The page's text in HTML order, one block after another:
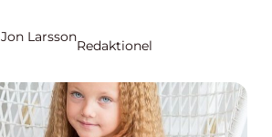
Jon Larsson
Redaktionel